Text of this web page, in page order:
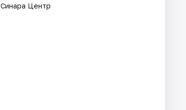
Синара Центр